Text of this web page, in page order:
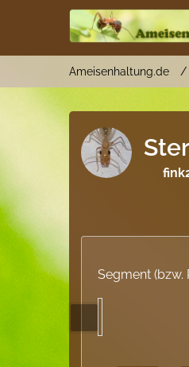
Ameisenhaltung.de
Segment